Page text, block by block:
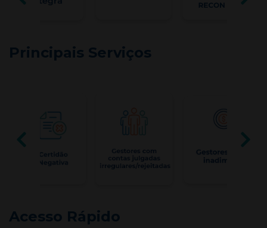
Principais Serviços
Acesso Rápido